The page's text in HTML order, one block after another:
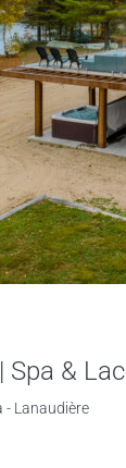
Spa & Lac
- Lanaudière